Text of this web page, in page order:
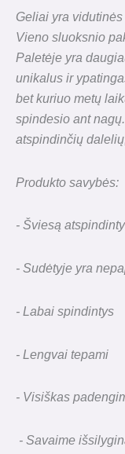
Geliai yra
Vieno sluoksnio
Paletėje yra
unikalus ir
bet kuriuo metų
spindesio ant
atspindinčių
Produkto savybės:
- Šviesą
- Sudėtyje yra
- Labai spindintys
- Lengvai tepami
- Visiškas
- Savaime